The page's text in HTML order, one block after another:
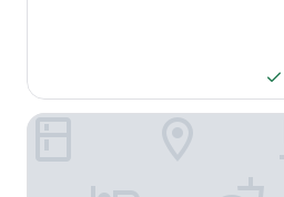
opiniones)
Bucharest Airport Hotel